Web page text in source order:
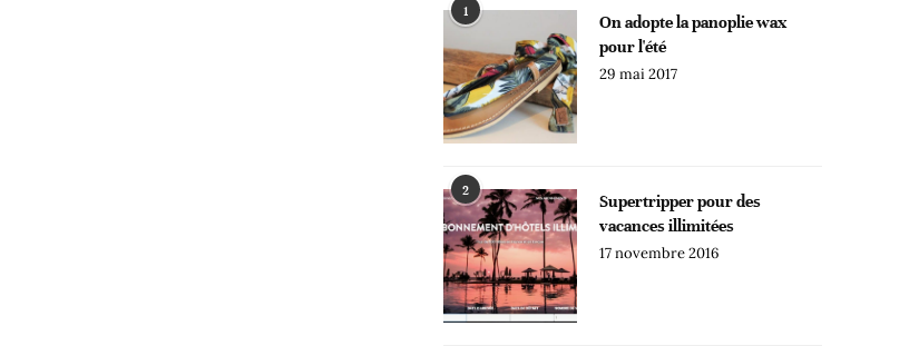
1
On adopte la panoplie wax
pour l'été
29 mai 2017
2
Supertripper pour des
vacances illimitées
17 novembre 2016